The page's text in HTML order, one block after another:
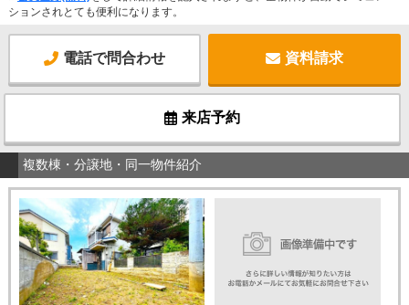
ションされとても便利になります。
電話で問合わせ 資料請求
来店予約
複数棟・分譲地・同一物件紹介